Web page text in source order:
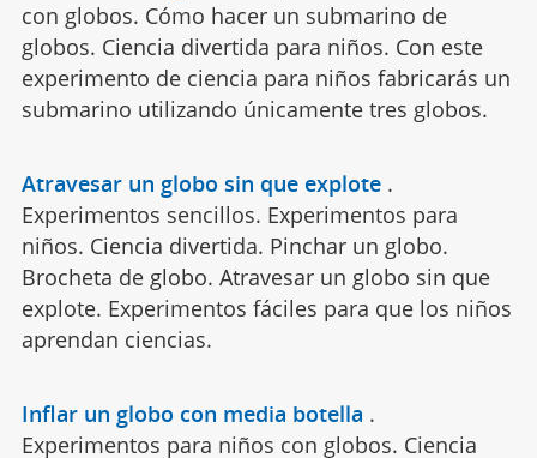
con globos. Cómo hacer un submarino de
globos. Ciencia divertida para niños. Con este
experimento de ciencia para niños fabricarás un
submarino utilizando únicamente tres globos.
Atravesar un globo sin que explote .
Experimentos sencillos. Experimentos para
niños. Ciencia divertida. Pinchar un globo.
Brocheta de globo. Atravesar un globo sin que
explote. Experimentos fáciles para que los niños
aprendan ciencias.
Inflar un globo con media botella .
Experimentos para niños con globos. Ciencia